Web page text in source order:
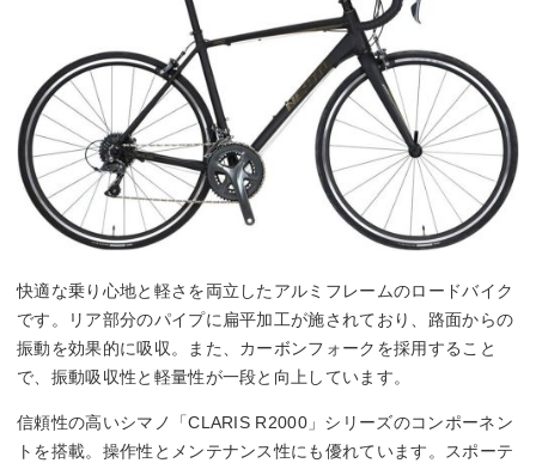
快適な乗り心地と軽さを両立したアルミフレームのロードバイク
です。リア部分のパイプに扁平加工が施されており、路面からの
振動を効果的に吸収。また、カーボンフォークを採用すること
で、振動吸収性と軽量性が一段と向上しています。
信頼性の高いシマノ「CLARIS R2000」シリーズのコンポーネン
トを搭載。操作性とメンテナンス性にも優れています。スポーテ